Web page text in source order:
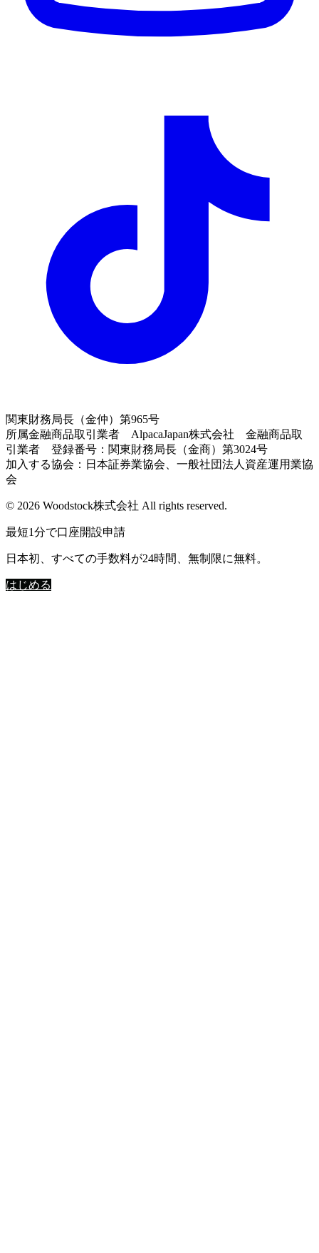
関東財務局長（金仲）第965号
所属金融商品取引業者 AlpacaJapan株式会社 金融商品取
引業者 登録番号：関東財務局長（金商）第3024号
加入する協会：日本証券業協会、一般社団法人資産運用業協
会
© 2026 Woodstock株式会社 All rights reserved.
最短1分で口座開設申請
日本初、すべての手数料が24時間、無制限に無料。
はじめる